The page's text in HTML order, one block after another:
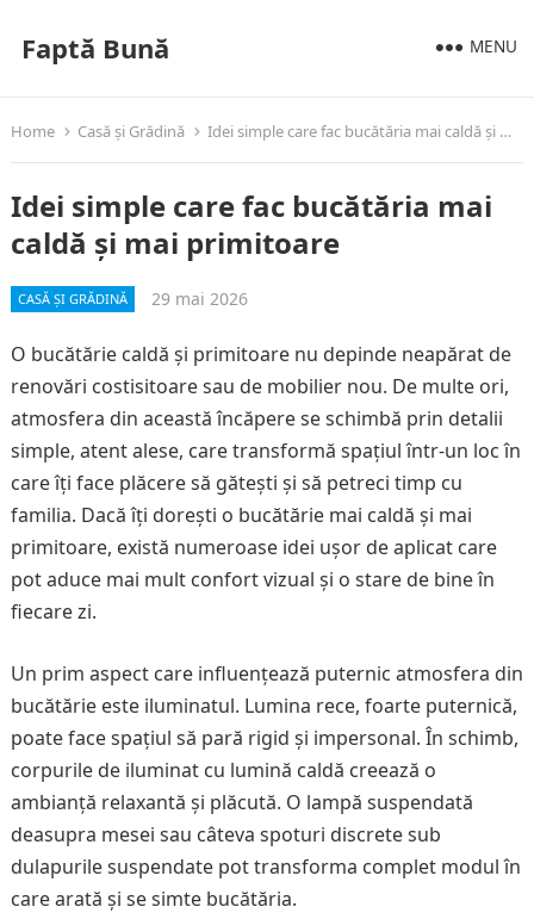
Faptă Bună MENU
Home Casă și Grădină Idei simple care fac bucătăria mai caldă și mai primitoare
Idei simple care fac bucătăria mai
caldă și mai primitoare
CASĂ ȘI GRĂDINĂ 29 mai 2026
O bucătărie caldă și primitoare nu depinde neapărat de
renovări costisitoare sau de mobilier nou. De multe ori,
atmosfera din această încăpere se schimbă prin detalii
simple, atent alese, care transformă spațiul într-un loc în
care îți face plăcere să gătești și să petreci timp cu
familia. Dacă îți dorești o bucătărie mai caldă și mai
primitoare, există numeroase idei ușor de aplicat care
pot aduce mai mult confort vizual și o stare de bine în
fiecare zi.
Un prim aspect care influențează puternic atmosfera din
bucătărie este iluminatul. Lumina rece, foarte puternică,
poate face spațiul să pară rigid și impersonal. În schimb,
corpurile de iluminat cu lumină caldă creează o
ambianță relaxantă și plăcută. O lampă suspendată
deasupra mesei sau câteva spoturi discrete sub
dulapurile suspendate pot transforma complet modul în
care arată și se simte bucătăria.